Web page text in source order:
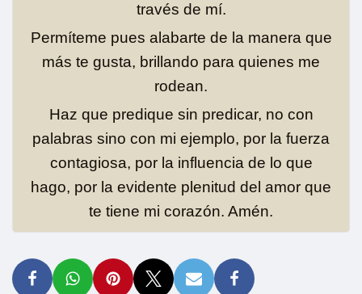
través de mí.
Permíteme pues alabarte de la manera que
más te gusta, brillando para quienes me
rodean.
Haz que predique sin predicar, no con
palabras sino con mi ejemplo, por la fuerza
contagiosa, por la influencia de lo que
hago, por la evidente plenitud del amor que
te tiene mi corazón. Amén.